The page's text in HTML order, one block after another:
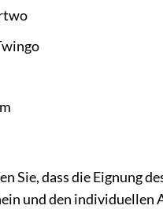
Sie, dass die Eignung
und den individuellen